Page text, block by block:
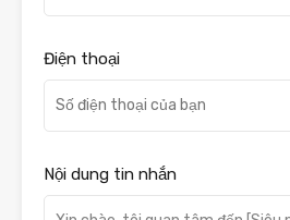
Điện thoại
Nội dung tin nhắn